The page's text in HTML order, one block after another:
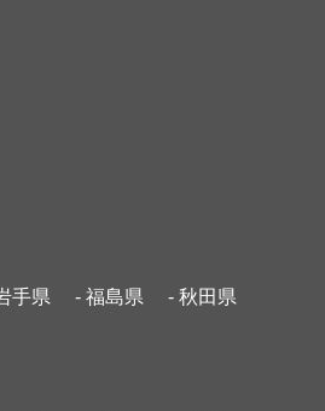
手県 - 福島県
- 秋田県